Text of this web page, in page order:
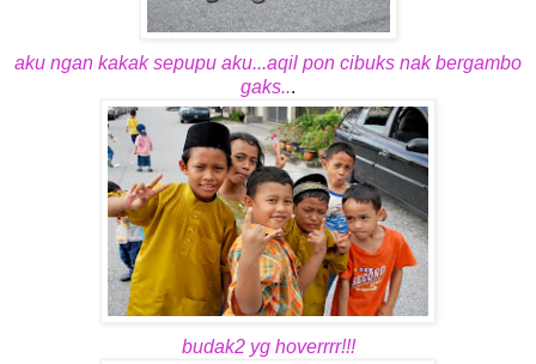
aku ngan kakak sepupu aku...aqil pon cibuks nak bergambo
gaks...
budak2 yg hoverrrr!!!